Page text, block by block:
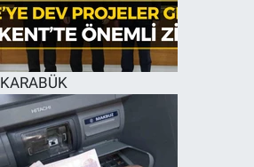
KARABÜK
Tüm Manşetler
Son Dakika Haberleri
Haber Arşivi